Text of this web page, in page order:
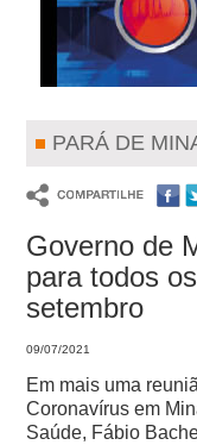
PARÁ DE
Governo de
para todos
setembro
09/07/2021
Em mais uma
Coronavírus em
Saúde, Fábio